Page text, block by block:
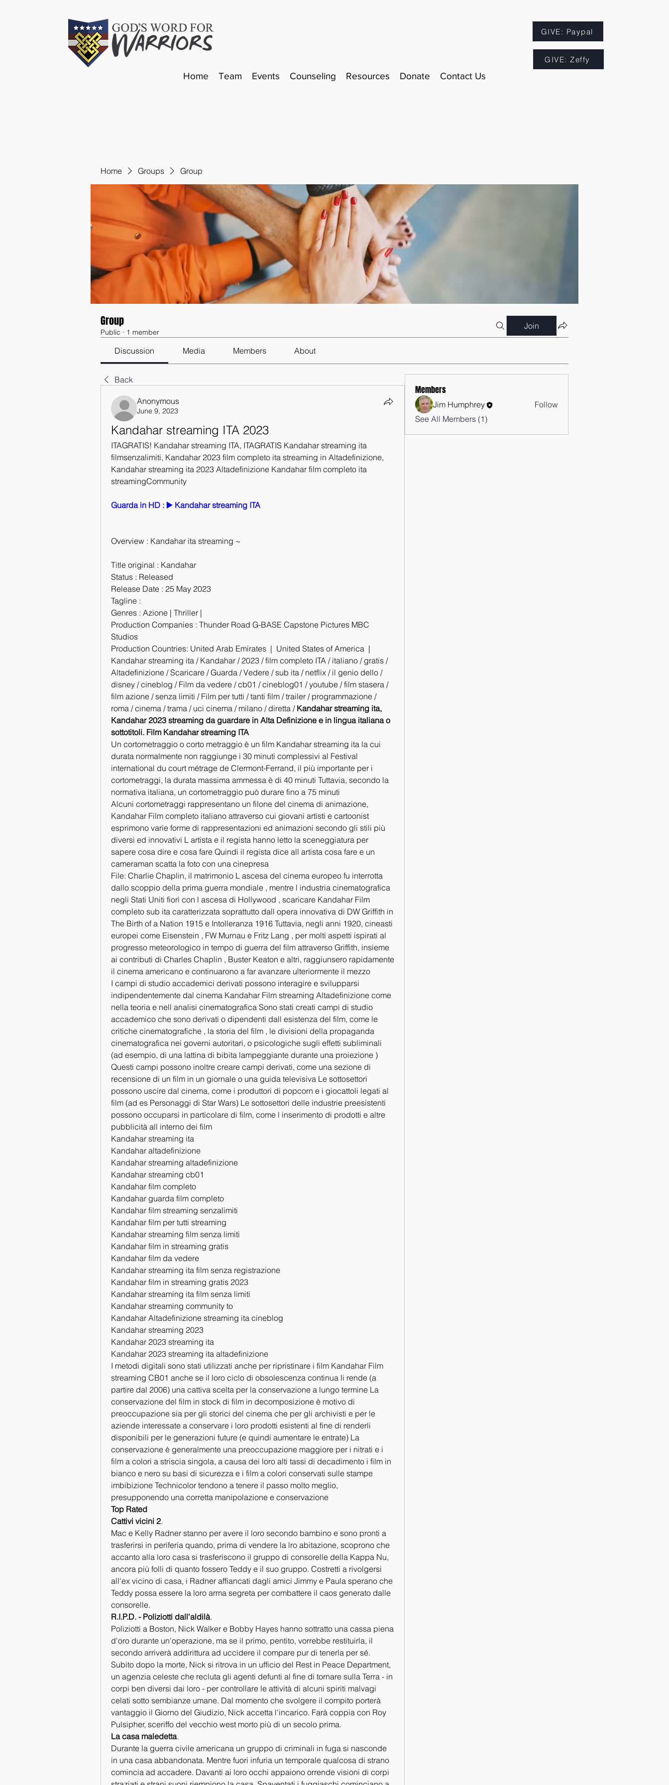
GIVE: Paypal
GIVE: Zeffy
Home Team Events Counseling Resources Donate Contact Us
Home Groups Group
Group
Public · 1 member
Join
Discussion Media Members About
Back
Anonymous
June 9, 2023
Kandahar streaming ITA 2023
ITAGRATIS! Kandahar streaming ITA, ITAGRATIS Kandahar streaming ita
filmsenzalimiti, Kandahar 2023 film completo ita streaming in Altadefinizione,
Kandahar streaming ita 2023 Altadefinizione Kandahar film completo ita
streamingCommunity
Guarda in HD : ▶️ Kandahar streaming ITA
Overview : Kandahar ita streaming ~
Title original : Kandahar
Status : Released
Release Date : 25 May 2023
Tagline :
Genres : Azione | Thriller |
Production Companies : Thunder Road G-BASE Capstone Pictures MBC
Studios
Production Countries: United Arab Emirates  |  United States of America  |
Kandahar streaming ita / Kandahar / 2023 / film completo ITA / italiano / gratis /
Altadefinizione / Scaricare / Guarda / Vedere / sub ita / netflix / il genio dello /
disney / cineblog / Film da vedere / cb01 / cineblog01 / youtube / film stasera /
film azione / senza limiti / Film per tutti / tanti film / trailer / programmazione /
roma / cinema / trama / uci cinema / milano / diretta / Kandahar streaming ita,
Kandahar 2023 streaming da guardare in Alta Definizione e in lingua italiana o
sottotitoli. Film Kandahar streaming ITA
Un cortometraggio o corto metraggio è un film Kandahar streaming ita la cui
durata normalmente non raggiunge i 30 minuti complessivi al Festival
international du court métrage de Clermont-Ferrand, il più importante per i
cortometraggi, la durata massima ammessa è di 40 minuti Tuttavia, secondo la
normativa italiana, un cortometraggio può durare fino a 75 minuti
Alcuni cortometraggi rappresentano un filone del cinema di animazione,
Kandahar Film completo italiano attraverso cui giovani artisti e cartoonist
esprimono varie forme di rappresentazioni ed animazioni secondo gli stili più
diversi ed innovativi L artista e il regista hanno letto la sceneggiatura per
sapere cosa dire e cosa fare Quindi il regista dice all artista cosa fare e un
cameraman scatta la foto con una cinepresa
File: Charlie Chaplin, il matrimonio L ascesa del cinema europeo fu interrotta
dallo scoppio della prima guerra mondiale , mentre l industria cinematografica
negli Stati Uniti fiorì con l ascesa di Hollywood , scaricare Kandahar Film
completo sub ita caratterizzata soprattutto dall opera innovativa di DW Griffith in
The Birth of a Nation 1915 e Intolleranza 1916 Tuttavia, negli anni 1920, cineasti
europei come Eisenstein , FW Murnau e Fritz Lang , per molti aspetti ispirati al
progresso meteorologico in tempo di guerra del film attraverso Griffith, insieme
ai contributi di Charles Chaplin , Buster Keaton e altri, raggiunsero rapidamente
il cinema americano e continuarono a far avanzare ulteriormente il mezzo
I campi di studio accademici derivati ​​possono interagire e svilupparsi
indipendentemente dal cinema Kandahar Film streaming Altadefinizione come
nella teoria e nell analisi cinematografica Sono stati creati campi di studio
accademico che sono derivati ​​o dipendenti dall esistenza del film, come le
critiche cinematografiche , la storia del film , le divisioni della propaganda
cinematografica nei governi autoritari, o psicologiche sugli effetti subliminali
(ad esempio, di una lattina di bibita lampeggiante durante una proiezione )
Questi campi possono inoltre creare campi derivati, come una sezione di
recensione di un film in un giornale o una guida televisiva Le sottosettori
possono uscire dal cinema, come i produttori di popcorn e i giocattoli legati al
film (ad es Personaggi di Star Wars) Le sottosettori delle industrie preesistenti
possono occuparsi in particolare di film, come l inserimento di prodotti e altre
pubblicità all interno dei film
Kandahar streaming ita
Kandahar altadefinizione
Kandahar streaming altadefinizione
Kandahar streaming cb01
Kandahar film completo
Kandahar guarda film completo
Kandahar film streaming senzalimiti
Kandahar film per tutti streaming
Kandahar streaming film senza limiti
Kandahar film in streaming gratis
Kandahar film da vedere
Kandahar streaming ita film senza registrazione
Kandahar film in streaming gratis 2023
Kandahar streaming ita film senza limiti
Kandahar streaming community to
Kandahar Altadefinizione streaming ita cineblog
Kandahar streaming 2023
Kandahar 2023 streaming ita
Kandahar 2023 streaming ita altadefinizione
I metodi digitali sono stati utilizzati anche per ripristinare i film Kandahar Film
streaming CB01 anche se il loro ciclo di obsolescenza continua li rende (a
partire dal 2006) una cattiva scelta per la conservazione a lungo termine La
conservazione del film in stock di film in decomposizione è motivo di
preoccupazione sia per gli storici del cinema che per gli archivisti e per le
aziende interessate a conservare i loro prodotti esistenti al fine di renderli
disponibili per le generazioni future (e quindi aumentare le entrate) La
conservazione è generalmente una preoccupazione maggiore per i nitrati e i
film a colori a striscia singola, a causa dei loro alti tassi di decadimento i film in
bianco e nero su basi di sicurezza e i film a colori conservati sulle stampe
imbibizione Technicolor tendono a tenere il passo molto meglio,
presupponendo una corretta manipolazione e conservazione
Top Rated
Cattivi vicini 2.
Mac e Kelly Radner stanno per avere il loro secondo bambino e sono pronti a
trasferirsi in periferia quando, prima di vendere la lro abitazione, scoprono che
accanto alla loro casa si trasferiscono il gruppo di consorelle della Kappa Nu,
ancora più folli di quanto fossero Teddy e il suo gruppo. Costretti a rivolgersi
all'ex vicino di casa, i Radner affiancati dagli amici Jimmy e Paula sperano che
Teddy possa essere la loro arma segreta per combattere il caos generato dalle
consorelle.
R.I.P.D. - Poliziotti dall'aldilà.
Poliziotti a Boston, Nick Walker e Bobby Hayes hanno sottratto una cassa piena
d'oro durante un'operazione, ma se il primo, pentito, vorrebbe restituirla, il
secondo arriverà addirittura ad uccidere il compare pur di tenerla per sé.
Subito dopo la morte, Nick si ritrova in un ufficio del Rest in Peace Department,
un agenzia celeste che recluta gli agenti defunti al fine di tornare sulla Terra - in
corpi ben diversi dai loro - per controllare le attività di alcuni spiriti malvagi
celati sotto sembianze umane. Dal momento che svolgere il compito porterà
vantaggio il Giorno del Giudizio, Nick accetta l'incarico. Farà coppia con Roy
Pulsipher, sceriffo del vecchio west morto più di un secolo prima.
La casa maledetta.
Durante la guerra civile americana un gruppo di criminali in fuga si nasconde
in una casa abbandonata. Mentre fuori infuria un temporale qualcosa di strano
comincia ad accadere. Davanti ai loro occhi appaiono orrende visioni di corpi
Members
Jim Humphrey
Follow
See All Members (1)